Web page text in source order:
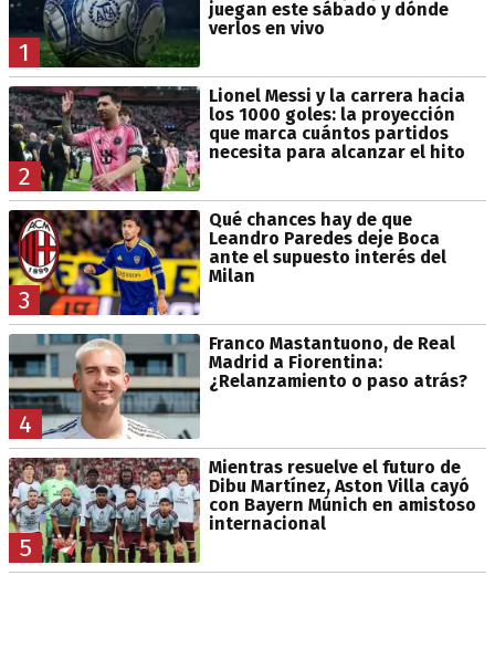
1
juegan este sábado y dónde
verlos en vivo
2
Lionel Messi y la carrera hacia
los 1000 goles: la proyección
que marca cuántos partidos
necesita para alcanzar el hito
3
Qué chances hay de que
Leandro Paredes deje Boca
ante el supuesto interés del
Milan
4
Franco Mastantuono, de Real
Madrid a Fiorentina:
¿Relanzamiento o paso atrás?
5
Mientras resuelve el futuro de
Dibu Martínez, Aston Villa cayó
con Bayern Múnich en amistoso
internacional